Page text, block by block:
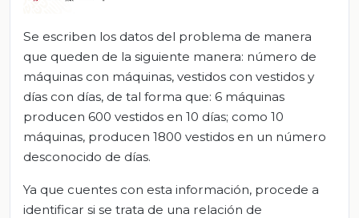
Se escriben los datos del problema de manera
que queden de la siguiente manera: número de
máquinas con máquinas, vestidos con vestidos y
días con días, de tal forma que: 6 máquinas
producen 600 vestidos en 10 días; como 10
máquinas, producen 1800 vestidos en un número
desconocido de días.
Ya que cuentes con esta información, procede a
identificar si se trata de una relación de